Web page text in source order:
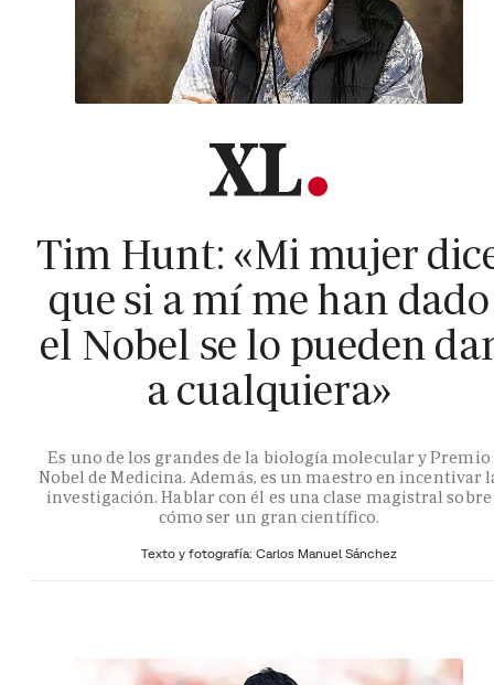
Tim Hunt: «Mi mujer
que si a mí me han dado
el Nobel se lo pueden
a cualquiera»
Es uno de los grandes de la biología molecular y Premio
Nobel de Medicina. Además, es un maestro en incentivar
investigación. Hablar con él es una clase magistral sobre
cómo ser un gran científico.
Texto y fotografía: Carlos Manuel Sánchez